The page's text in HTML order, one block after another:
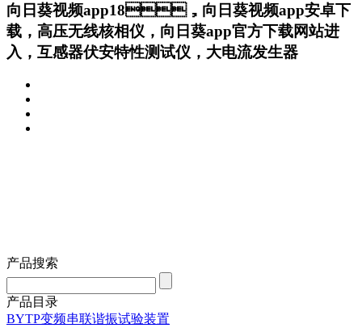
向日葵视频app18，向日葵视频app安卓下
载，高压无线核相仪，向日葵app官方下载网站进
入，互感器伏安特性测试仪，大电流发生器
产品搜索
产品目录
BYTP变频串联谐振试验装置